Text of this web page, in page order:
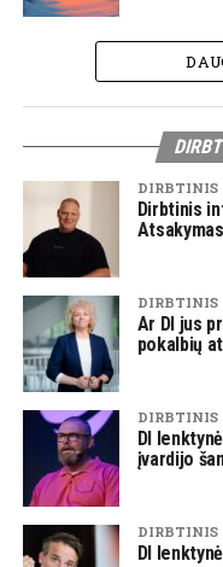
DIRBTINIS
Dirbtinis
DIRBTINIS
Ar DI jus
pokalbių
DIRBTINIS
DI
įvardijo
DIRBTINIS
DI